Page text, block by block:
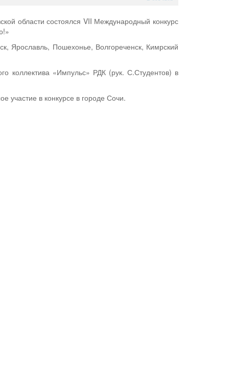
области состоялся VII Международный конкурс
Ярославль, Пошехонье, Волгореченск, Кимрский
коллектива «Импульс» РДК (рук. С.Студентов) в
участие в конкурсе в городе Сочи.